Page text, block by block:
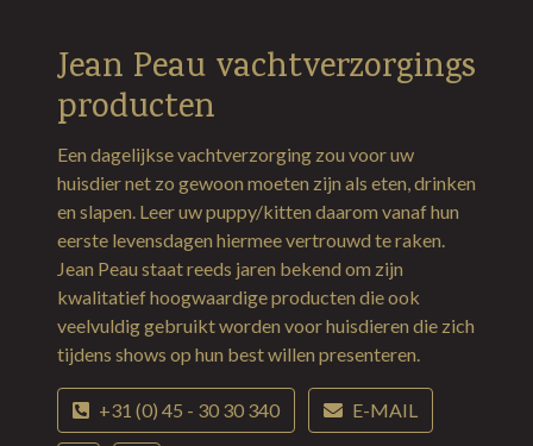
Jean Peau vachtverzorgings
producten
Een dagelijkse vachtverzorging zou voor uw
huisdier net zo gewoon moeten zijn als eten, drinken
en slapen. Leer uw puppy/kitten daarom vanaf hun
eerste levensdagen hiermee vertrouwd te raken.
Jean Peau staat reeds jaren bekend om zijn
kwalitatief hoogwaardige producten die ook
veelvuldig gebruikt worden voor huisdieren die zich
tijdens shows op hun best willen presenteren.
+31 (0) 45 - 30 30 340 E-MAIL